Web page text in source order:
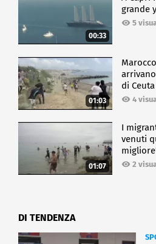
00:33
grande
5
01:03
di Ceuta
4
01:07
I
venuti
2
DI TENDENZA